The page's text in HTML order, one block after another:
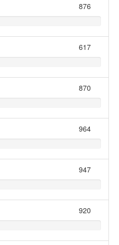
876
617
870
964
947
920